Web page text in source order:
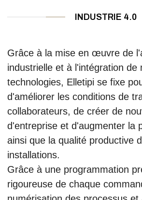
INDUSTRIE 4.0
Grâce à la mise en œuvre de
industrielle et à l'intégration de
technologies, Elletipi se fixe
d'améliorer les conditions de
collaborateurs, de créer de
d'entreprise et d'augmenter la
ainsi que la qualité productive
installations.
Grâce à une programmation
rigoureuse de chaque